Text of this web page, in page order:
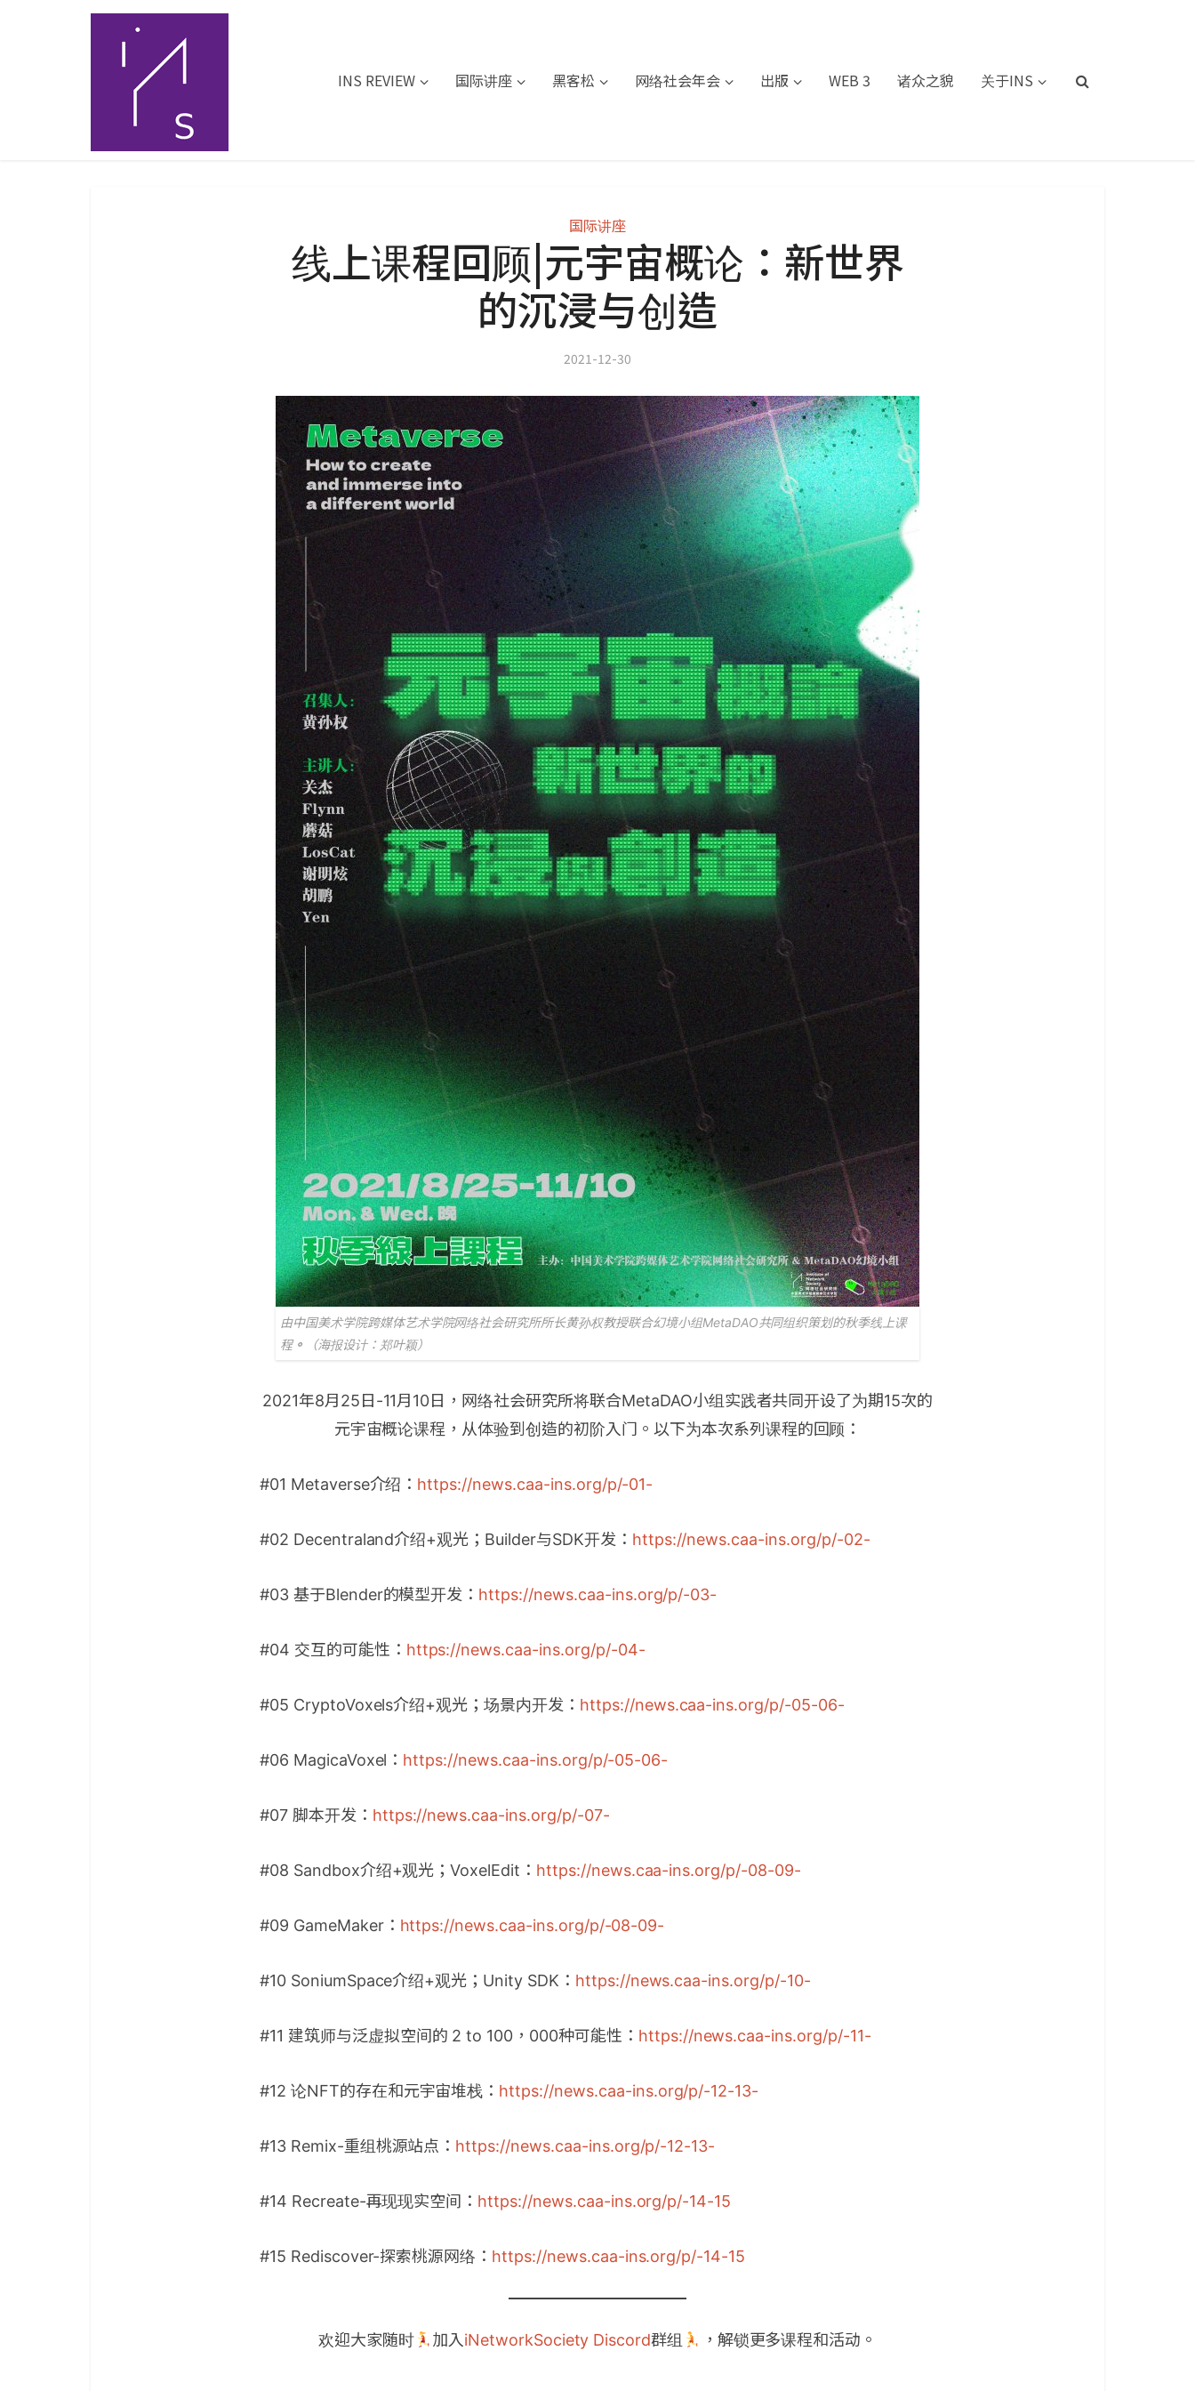
INS REVIEW 国际讲座 黑客松 网络社会年会 出版 WEB 3 诸众之貌 关于INS
国际讲座
线上课程回顾|元宇宙概论：新世界
的沉浸与创造
2021-12-30
由中国美术学院跨媒体艺术学院网络社会研究所所长黄孙权教授联合幻境小组MetaDAO共同组织策划的秋季线上课
程。 （海报设计：郑叶颖）
2021年8月25日-11月10日，网络社会研究所将联合MetaDAO小组实践者共同开设了为期15次的
元宇宙概论课程，从体验到创造的初阶入门。以下为本次系列课程的回顾：
#01 Metaverse介绍： https://news.caa-ins.org/p/-01-
#02 Decentraland介绍+观光；Builder与SDK开发： https://news.caa-ins.org/p/-02-
#03 基于Blender的模型开发： https://news.caa-ins.org/p/-03-
#04 交互的可能性： https://news.caa-ins.org/p/-04-
#05 CryptoVoxels介绍+观光；场景内开发： https://news.caa-ins.org/p/-05-06-
#06 MagicaVoxel： https://news.caa-ins.org/p/-05-06-
#07 脚本开发： https://news.caa-ins.org/p/-07-
#08 Sandbox介绍+观光；VoxelEdit： https://news.caa-ins.org/p/-08-09-
#09 GameMaker： https://news.caa-ins.org/p/-08-09-
#10 SoniumSpace介绍+观光；Unity SDK： https://news.caa-ins.org/p/-10-
#11 建筑师与泛虚拟空间的 2 to 100，000种可能性： https://news.caa-ins.org/p/-11-
#12 论NFT的存在和元宇宙堆栈： https://news.caa-ins.org/p/-12-13-
#13 Remix-重组桃源站点： https://news.caa-ins.org/p/-12-13-
#14 Recreate-再现现实空间： https://news.caa-ins.org/p/-14-15
#15 Rediscover-探索桃源网络： https://news.caa-ins.org/p/-14-15
欢迎大家随时 加入iNetworkSociety Discord群组 ，解锁更多课程和活动。